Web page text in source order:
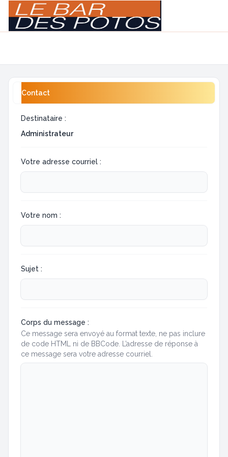
Contact
Destinataire :
Administrateur
Votre adresse courriel :
Votre nom :
Sujet :
Corps du message :
Ce message sera envoyé au format texte, ne pas inclure
de code HTML ni de BBCode. L’adresse de réponse à
ce message sera votre adresse courriel.